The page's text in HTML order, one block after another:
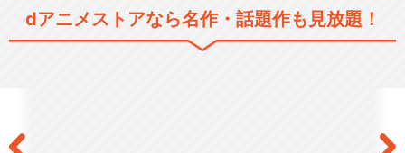
dアニメストアなら名作・話題作も見放題！